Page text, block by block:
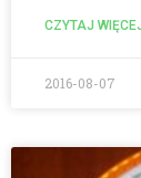
CZYTAJ
2016-08-07